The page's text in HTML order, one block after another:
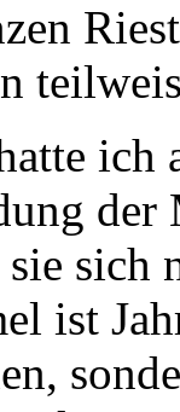
ich
der
sie
ist